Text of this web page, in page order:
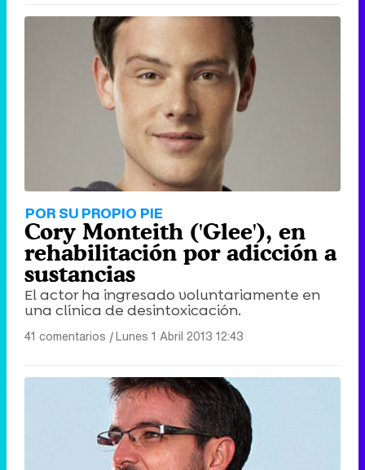
POR SU PROPIO PIE
Cory Monteith ('Glee'), en
rehabilitación por adicción a
sustancias
El actor ha ingresado voluntariamente en
una clínica de desintoxicación.
41 comentarios |Lunes 1 Abril 2013 12:43